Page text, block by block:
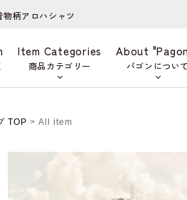
柄アロハシャツ
Item Categories
商品カテゴリー
About
パゴンについて
TOP > All item